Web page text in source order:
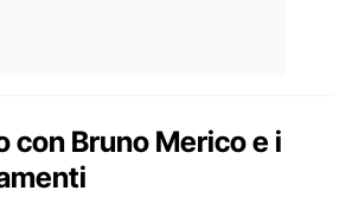
con Bruno Merico e i